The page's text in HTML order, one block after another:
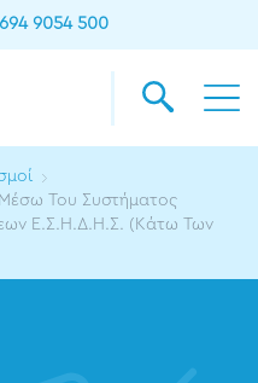
694 9054 500
Μέσω Του Συστήματος
Ε.Σ.Η.Δ.Η.Σ. (Κάτω Των